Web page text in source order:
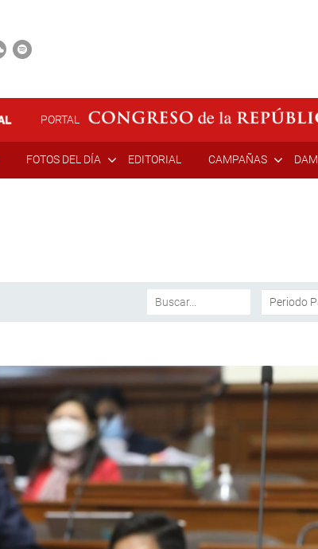
PORTAL
FOTOS DEL DÍA EDITORIAL CAMPAÑAS